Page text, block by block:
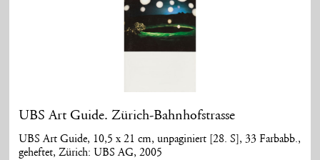
UBS Art Guide. Zürich-Bahnhofstrasse
UBS Art Guide, 10,5 x 21 cm, unpaginiert [28. S], 33 Farbabb.,
geheftet, Zürich: UBS AG, 2005